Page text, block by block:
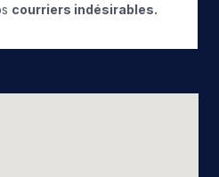
courriers indésirables.